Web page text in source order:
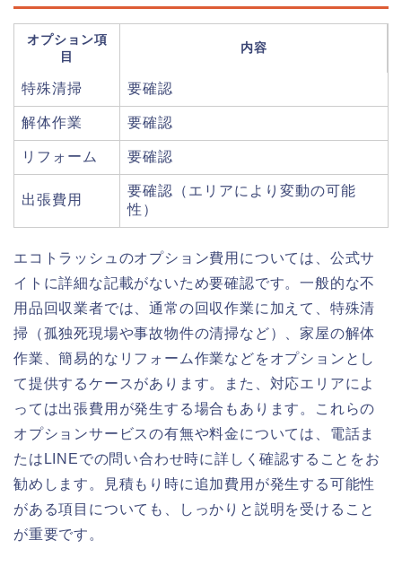
オプション項
目
内容
特殊清掃 要確認
解体作業 要確認
リフォーム 要確認
出張費用
要確認（エリアにより変動の可能
性）
エコトラッシュのオプション費用については、公式サ
イトに詳細な記載がないため要確認です。一般的な不
用品回収業者では、通常の回収作業に加えて、特殊清
掃（孤独死現場や事故物件の清掃など）、家屋の解体
作業、簡易的なリフォーム作業などをオプションとし
て提供するケースがあります。また、対応エリアによ
っては出張費用が発生する場合もあります。これらの
オプションサービスの有無や料金については、電話ま
たはLINEでの問い合わせ時に詳しく確認することをお
勧めします。見積もり時に追加費用が発生する可能性
がある項目についても、しっかりと説明を受けること
が重要です。